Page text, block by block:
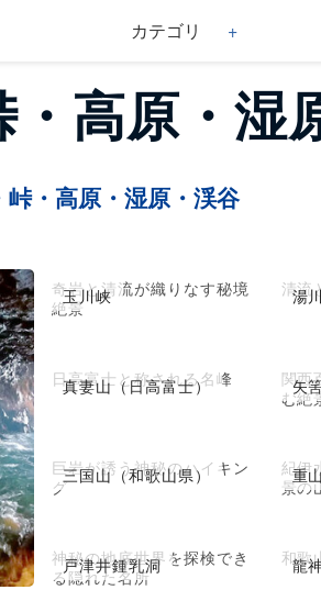
カテゴリ
高原・湿
峠・高原・湿原・渓谷
玉川峡
奇岩と清流が織りなす秘境
絶景
湯
清流
真妻山（日高富士）
日高富士と称される名峰 矢
関西
む絶
三国山（和歌山県）
巨岩が誘う神秘のハイキン
グ
重
紀伊
景の
戸津井鍾乳洞
神秘の地底世界を探検でき
る隠れた名所
龍
和歌